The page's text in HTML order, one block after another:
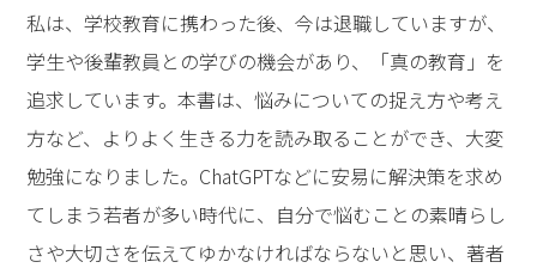
私は、学校教育に携わった後、今は退職していますが、
学生や後輩教員との学びの機会があり、「真の教育」を
追求しています。本書は、悩みについての捉え方や考え
方など、よりよく生きる力を読み取ることができ、大変
勉強になりました。ChatGPTなどに安易に解決策を求め
てしまう若者が多い時代に、自分で悩むことの素晴らし
さや大切さを伝えてゆかなければならないと思い、著者